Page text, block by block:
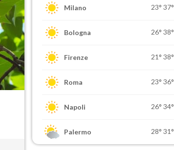
Milano 23° 37°
Bologna 26° 38°
Firenze 21° 38°
Roma 23° 36°
Napoli 26° 34°
Palermo 28° 31°